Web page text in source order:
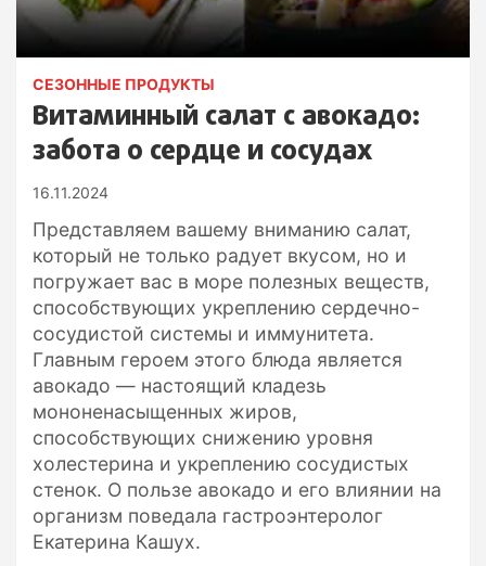
СЕЗОННЫЕ ПРОДУКТЫ
Витаминный салат с авокадо:
забота о сердце и сосудах
16.11.2024
Представляем вашему вниманию салат,
который не только радует вкусом, но и
погружает вас в море полезных веществ,
способствующих укреплению сердечно-
сосудистой системы и иммунитета.
Главным героем этого блюда является
авокадо — настоящий кладезь
мононенасыщенных жиров,
способствующих снижению уровня
холестерина и укреплению сосудистых
стенок. О пользе авокадо и его влиянии на
организм поведала гастроэнтеролог
Екатерина Кашух.